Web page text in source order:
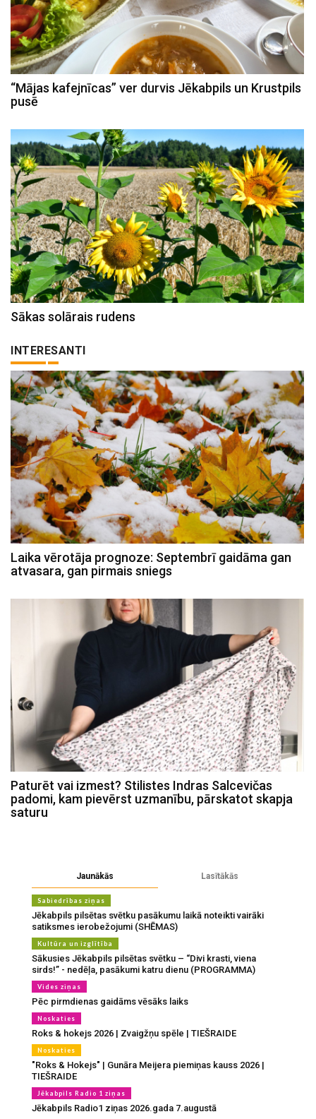
“Mājas kafejnīcas” ver durvis Jēkabpils un Krustpils
pusē
Sākas solārais rudens
INTERESANTI
Laika vērotāja prognoze: Septembrī gaidāma gan
atvasara, gan pirmais sniegs
Paturēt vai izmest? Stilistes Indras Salcevičas
padomi, kam pievērst uzmanību, pārskatot skapja
saturu
Jaunākās Lasītākās
Sabiedrības ziņas
Jēkabpils pilsētas svētku pasākumu laikā noteikti vairāki
satiksmes ierobežojumi (SHĒMAS)
Kultūra un izglītība
Sākusies Jēkabpils pilsētas svētku – “Divi krasti, viena
sirds!” - nedēļa, pasākumi katru dienu (PROGRAMMA)
Vides ziņas
Pēc pirmdienas gaidāms vēsāks laiks
Noskaties
Roks & hokejs 2026 | Zvaigžņu spēle | TIEŠRAIDE
Noskaties
"Roks & Hokejs" | Gunāra Meijera piemiņas kauss 2026 |
TIEŠRAIDE
Jēkabpils Radio 1 ziņas
Jēkabpils Radio1 ziņas 2026.gada 7.augustā